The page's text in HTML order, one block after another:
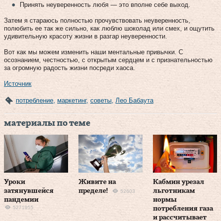
Принять неуверенность любя — это вполне себе выход.
Затем я стараюсь полностью прочувствовать неуверенность,
полюбить ее так же сильно, как люблю шоколад или смех, и ощутить
удивительную красоту жизни в разгар неуверенности.
Вот как мы можем изменить наши ментальные привычки. С
осознанием, честностью, с открытым сердцем и с признательностью
за огромную радость жизни посреди хаоса.
Источник
потребление маркетинг, советы Лео Бабаута
материалы по теме
Уроки
затянувшейся
пандемии
5271955
Живите на
пределе!
52603
Кабмин урезал
льготникам
нормы
потребления газа
и рассчитывает